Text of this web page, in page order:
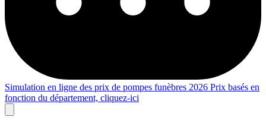
Simulation en ligne des prix de pompes funèbres 2026 Prix basés en
fonction du département, cliquez-ici